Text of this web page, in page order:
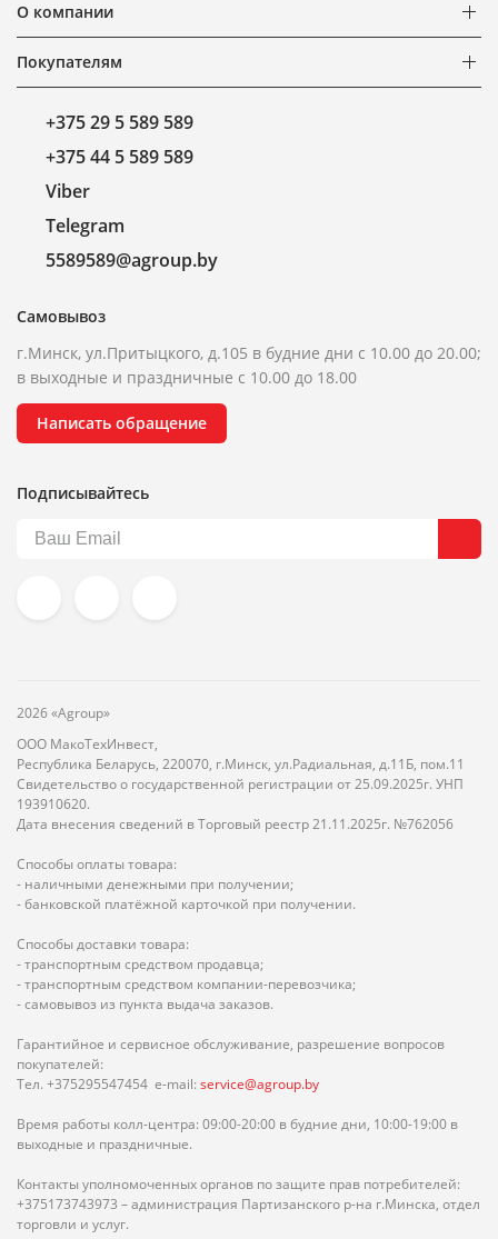
О компании
Покупателям
+375 29 5 589 589
+375 44 5 589 589
Viber
Telegram
5589589@agroup.by
Самовывоз
г.Минск, ул.Притыцкого, д.105 в будние дни с 10.00 до 20.00;
в выходные и праздничные с 10.00 до 18.00
Написать обращение
Подписывайтесь
2026 «Agroup»
ООО МакоТехИнвест,
Республика Беларусь, 220070, г.Минск, ул.Радиальная, д.11Б, пом.11
Свидетельство о государственной регистрации от 25.09.2025г. УНП
193910620.
Дата внесения сведений в Торговый реестр 21.11.2025г. №762056
Способы оплаты товара:
- наличными денежными при получении;
- банковской платёжной карточкой при получении.
Способы доставки товара:
- транспортным средством продавца;
- транспортным средством компании-перевозчика;
- самовывоз из пункта выдача заказов.
Гарантийное и сервисное обслуживание, разрешение вопросов
покупателей:
Тел. +375295547454 e-mail: service@agroup.by
Время работы колл-центра: 09:00-20:00 в будние дни, 10:00-19:00 в
выходные и праздничные.
Контакты уполномоченных органов по защите прав потребителей:
+375173743973 – администрация Партизанского р-на г.Минска, отдел
торговли и услуг.